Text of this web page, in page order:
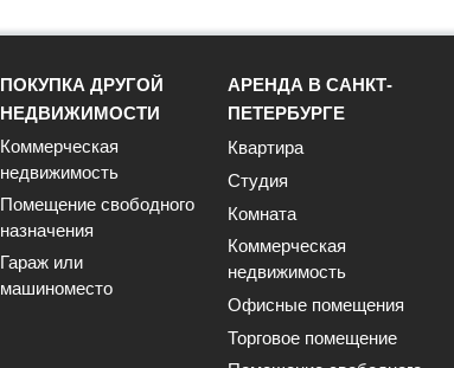
ПОКУПКА ДРУГОЙ
НЕДВИЖИМОСТИ
Коммерческая
недвижимость
Помещение свободного
назначения
Гараж или
машиноместо
АРЕНДА В САНКТ-
ПЕТЕРБУРГЕ
Квартира
Студия
Комната
Коммерческая
недвижимость
Офисные помещения
Торговое помещение